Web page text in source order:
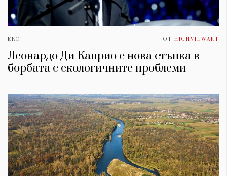
ЕКО ОТ HIGHVIEWART
Леонардо Ди Каприо с нова стъпка в
борбата с екологичните проблеми